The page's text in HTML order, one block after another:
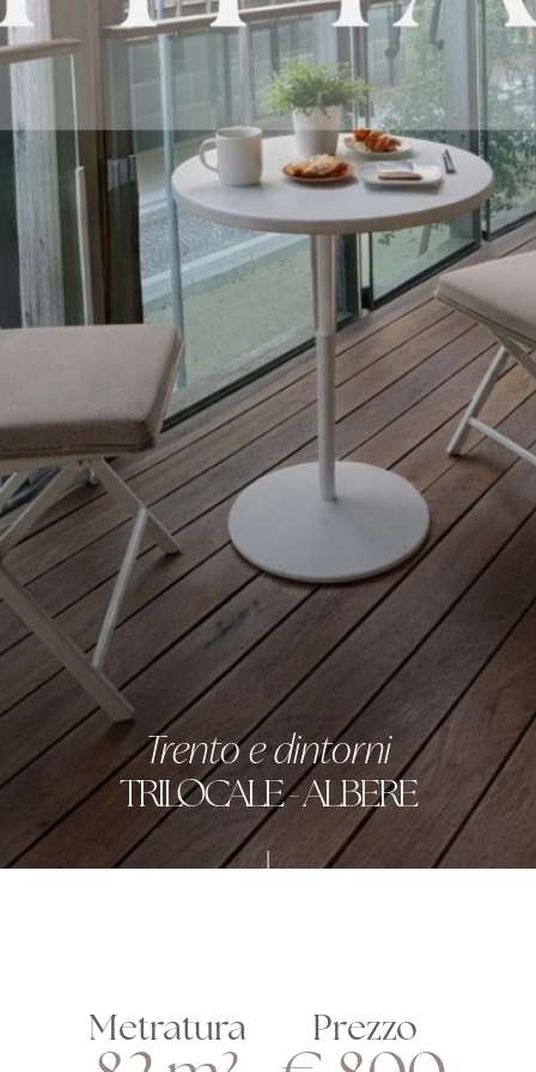
Trento e dintorni
TRILOCALE - ALBERE
Metratura Prezzo